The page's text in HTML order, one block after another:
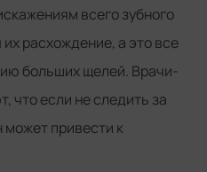
всего зубного
расхождение, а это все
больших щелей. Врачи-
что если не следить за
может привести к